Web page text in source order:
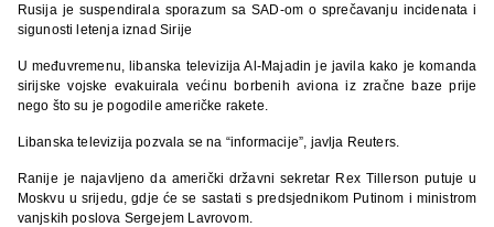
Rusija je suspendirala sporazum sa SAD-om o sprečavanju incidenata i
sigunosti letenja iznad Sirije
U međuvremenu, libanska televizija Al-Majadin je javila kako je komanda
sirijske vojske evakuirala većinu borbenih aviona iz zračne baze prije
nego što su je pogodile američke rakete.
Libanska televizija pozvala se na “informacije”, javlja Reuters.
Ranije je najavljeno da američki državni sekretar Rex Tillerson putuje u
Moskvu u srijedu, gdje će se sastati s predsjednikom Putinom i ministrom
vanjskih poslova Sergejem Lavrovom.